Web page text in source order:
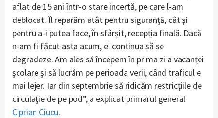
aflat de 15 ani într-o stare incertă, pe care l-am
deblocat. Îl reparăm atât pentru siguranță, cât și
pentru a-i putea face, în sfârșit, recepția finală. Dacă
n-am fi făcut asta acum, el continua să se
degradeze. Am ales să începem în prima zi a vacanței
școlare și să lucrăm pe perioada verii, când traficul e
mai lejer. Iar din septembrie să ridicăm restricțiile de
circulație de pe pod”, a explicat primarul general
Ciprian Ciucu.